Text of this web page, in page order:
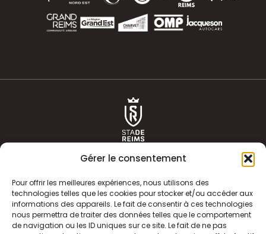
Gérer le consentement
Pour offrir les meilleures expériences, nous utilisons des
technologies telles que les cookies pour stocker et/ou accéder aux
informations des appareils. Le fait de consentir à ces technologies
nous permettra de traiter des données telles que le comportement
de navigation ou les ID uniques sur ce site. Le fait de ne pas
ACTUALITÉS
CLUB
HISTOIRE
ÉQUIPE PREMIERE